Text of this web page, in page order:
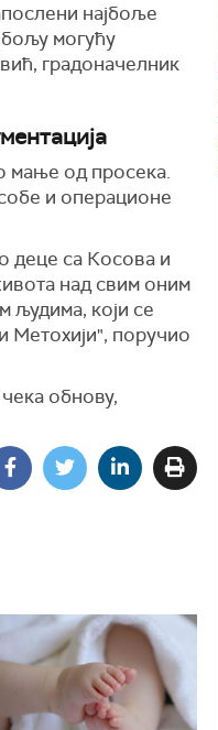
најбоље
могућу
градоначелник
мање од просека.
и операционе
деце са Косова и
над свим оним
који се
Метохији", поручио
обнову,